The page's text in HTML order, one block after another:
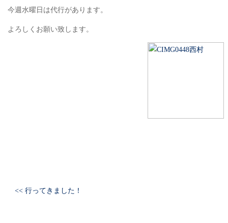
今週水曜日は代行があります。
よろしくお願い致します。
<< 行ってきました！